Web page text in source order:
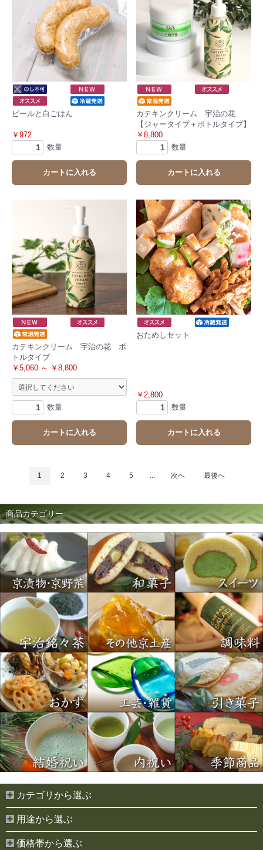
ビールと白ごはん
￥972
数量
カートに入れる
カテキンクリーム 宇治の花
【ジャータイプ＋ボトルタイプ】
￥8,800
数量
カートに入れる
カテキンクリーム 宇治の花 ボ
トルタイプ
￥5,060 ～ ￥8,800
数量
カートに入れる
おためしセット
￥2,800
数量
カートに入れる
1 2 3 4 5 ... 次へ 最後へ
商品カテゴリー
カテゴリから選ぶ
用途から選ぶ
価格帯から選ぶ